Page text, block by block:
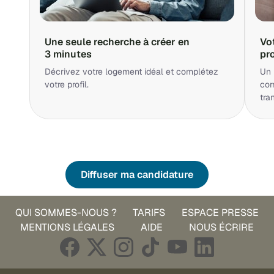
Une seule recherche à créer en
3 minutes
Décrivez votre logement idéal et complétez
votre profil.
Un
Diffuser ma candidature
QUI SOMMES-NOUS ? TARIFS
ESPACE PRESSE
MENTIONS LÉGALES
AIDE NOUS ÉCRIRE